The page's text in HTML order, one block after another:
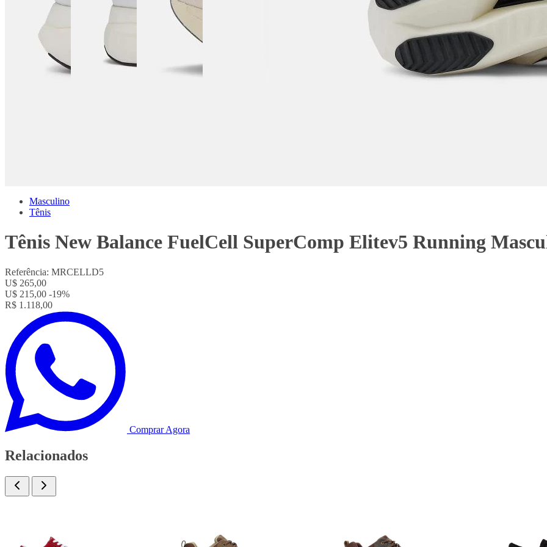
Masculino
Tênis
Tênis New Balance FuelCell SuperComp Elitev5 Running
Referência: MRCELLD5
U$ 265,00
U$ 215,00 -19%
R$ 1.118,00
Comprar Agora
Relacionados